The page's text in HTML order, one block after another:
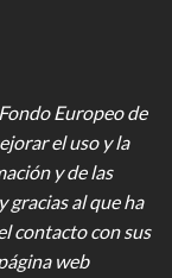
Europeo de
el uso y la
y de las
gracias al que ha
contacto con sus
web